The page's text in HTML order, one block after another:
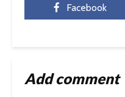
Facebook
Add comment